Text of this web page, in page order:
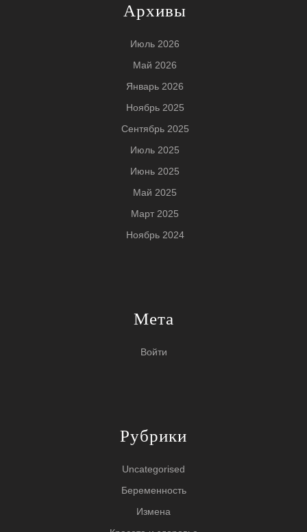
Архивы
Июль 2026
Май 2026
Январь 2026
Ноябрь 2025
Сентябрь 2025
Июль 2025
Июнь 2025
Май 2025
Март 2025
Ноябрь 2024
Мета
Войти
Рубрики
Uncategorised
Беременность
Измена